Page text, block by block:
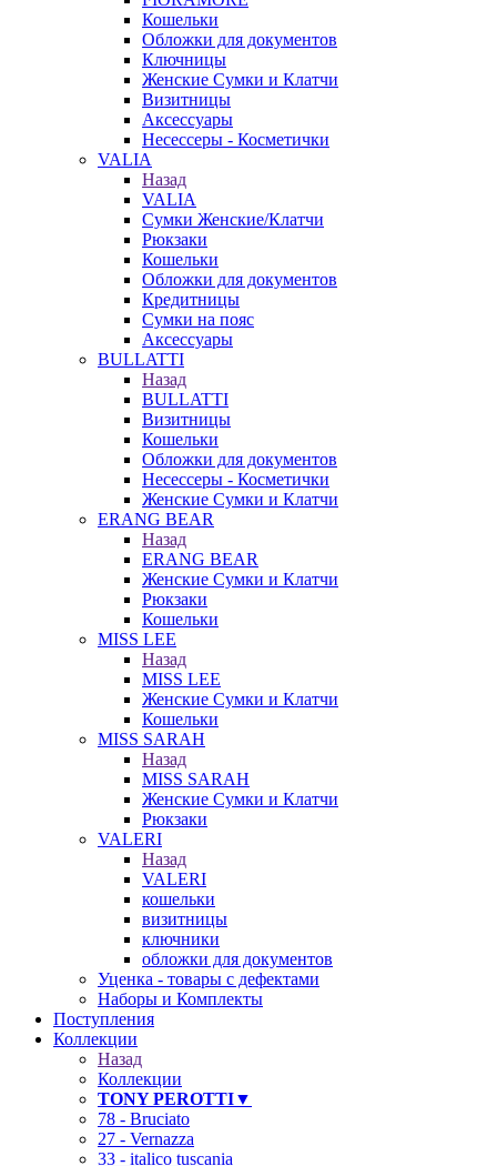
Кошельки
Обложки для документов
Ключницы
Женские Сумки и Клатчи
Визитницы
Аксессуары
Несессеры - Косметички
VALIA
Назад
VALIA
Сумки Женские/Клатчи
Рюкзаки
Кошельки
Обложки для документов
Кредитницы
Сумки на пояс
Аксессуары
BULLATTI
Назад
BULLATTI
Визитницы
Кошельки
Обложки для документов
Несессеры - Косметички
Женские Сумки и Клатчи
ERANG BEAR
Назад
ERANG BEAR
Женские Сумки и Клатчи
Рюкзаки
Кошельки
MISS LEE
Назад
MISS LEE
Женские Сумки и Клатчи
Кошельки
MISS SARAH
Назад
MISS SARAH
Женские Сумки и Клатчи
Рюкзаки
VALERI
Назад
VALERI
кошельки
визитницы
ключники
обложки для документов
Уценка - товары с дефектами
Наборы и Комплекты
Поступления
Коллекции
Назад
Коллекции
TONY PEROTTI▼
78 - Bruciato
27 - Vernazza
33 - italico tuscania